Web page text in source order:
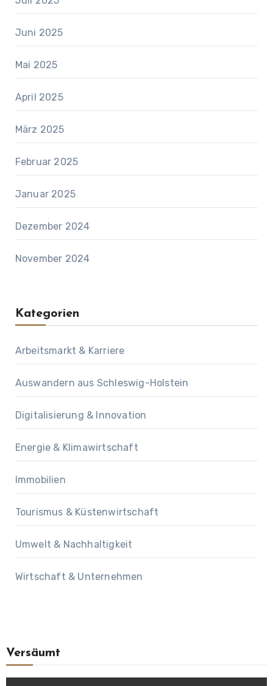
Juni 2025
Mai 2025
April 2025
März 2025
Februar 2025
Januar 2025
Dezember 2024
November 2024
Kategorien
Arbeitsmarkt & Karriere
Auswandern aus Schleswig-Holstein
Digitalisierung & Innovation
Energie & Klimawirtschaft
Immobilien
Tourismus & Küstenwirtschaft
Umwelt & Nachhaltigkeit
Wirtschaft & Unternehmen
Versäumt